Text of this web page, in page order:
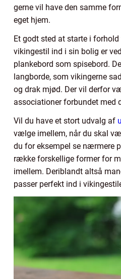
gerne vil have den samme
eget hjem.
Et godt sted at starte i
vikingestil ind i sin bolig er
plankebord som spisebord.
langborde, som vikingerne
og drak mjød. Der vil derfor
associationer forbundet med
Vil du have et stort udvalg af
vælge imellem, når du skal
du for eksempel se nærmere
række forskellige former for
imellem. Deriblandt altså
passer perfekt ind i